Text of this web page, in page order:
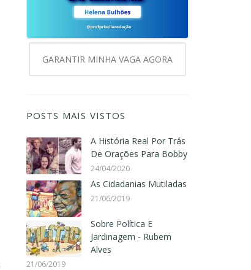
GARANTIR MINHA VAGA AGORA
POSTS MAIS VISTOS
A História Real Por Trás
De Orações Para Bobby
24/04/2020
As Cidadanias Mutiladas
21/06/2019
Sobre Política E
Jardinagem - Rubem
Alves
21/06/2019